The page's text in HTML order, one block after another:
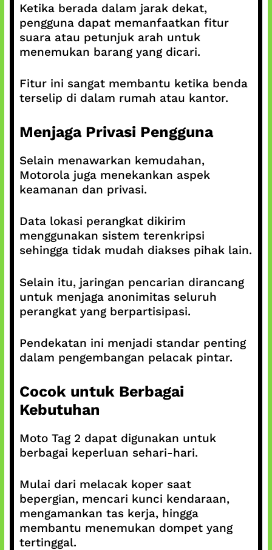
Ketika berada dalam jarak dekat,
pengguna dapat memanfaatkan fitur
suara atau petunjuk arah untuk
menemukan barang yang dicari.
Fitur ini sangat membantu ketika benda
terselip di dalam rumah atau kantor.
Menjaga Privasi Pengguna
Selain menawarkan kemudahan,
Motorola juga menekankan aspek
keamanan dan privasi.
Data lokasi perangkat dikirim
menggunakan sistem terenkripsi
sehingga tidak mudah diakses pihak lain.
Selain itu, jaringan pencarian dirancang
untuk menjaga anonimitas seluruh
perangkat yang berpartisipasi.
Pendekatan ini menjadi standar penting
dalam pengembangan pelacak pintar.
Cocok untuk Berbagai
Kebutuhan
Moto Tag 2 dapat digunakan untuk
berbagai keperluan sehari-hari.
Mulai dari melacak koper saat
bepergian, mencari kunci kendaraan,
mengamankan tas kerja, hingga
membantu menemukan dompet yang
tertinggal.